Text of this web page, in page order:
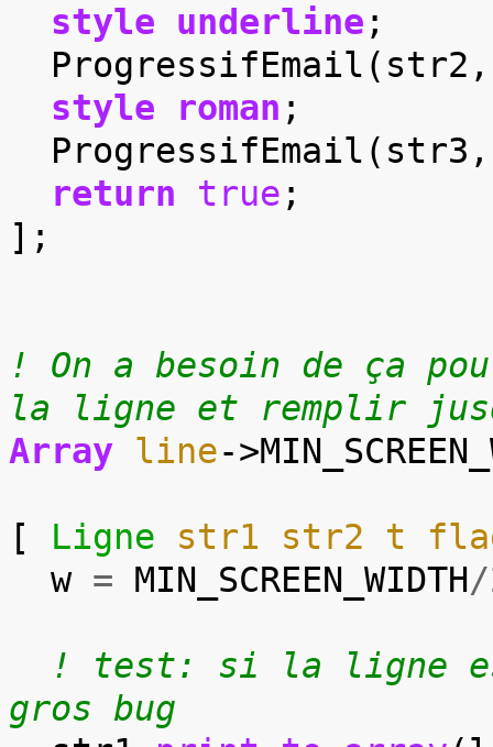
style
underline ;
ProgressifEmail ( str2 ,
style
roman ;
ProgressifEmail ( str3 ,
return
true ;
];
! On a besoin de ça
la ligne et remplir
Array line->
[ Ligne str1 str2 t
w = MIN_SCREEN_WIDTH/
! test: si la ligne
gros bug